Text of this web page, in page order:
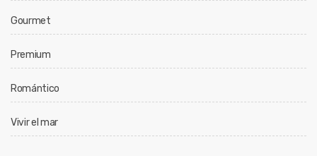
Gourmet
Premium
Romántico
Vivir el mar